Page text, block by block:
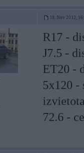
18. Nov 2012,
R17 -
J7.5 -
ET20 -
5x120 -
72.6 -